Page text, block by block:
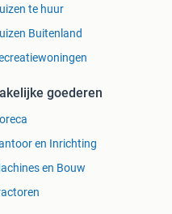
te huur
Buitenland
goederen
en Inrichting
en Bouw